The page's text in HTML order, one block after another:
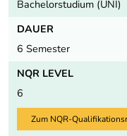
Bachelorstudium (UNI)
DAUER
6 Semester
NQR LEVEL
6
Zum NQR-